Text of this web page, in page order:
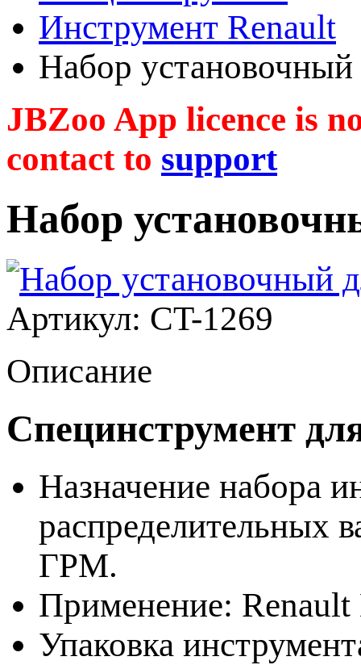
Инструмент Renault
Набор
JBZoo App licence is
contact to support
Набор
Артикул: CT-1269
Описание
Специнструмент
Назначение набора
распределительных
ГРМ.
Применение:
Упаковка